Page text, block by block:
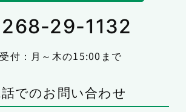
29-1132
付：月～木の15:00まで
でのお問い合わせ